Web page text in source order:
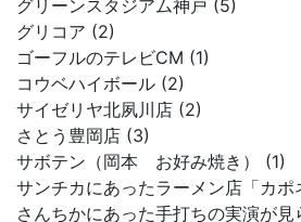
グリーンスタジアム神戸 (5)
グリコア (2)
ゴーフルのテレビCM (1)
コウベハイボール (2)
サイゼリヤ北夙川店 (2)
さとう豊岡店 (3)
サボテン（岡本 お好み焼き） (1)
サンチカにあったラーメン店「カポ
さんちかにあった手打ちの実演が